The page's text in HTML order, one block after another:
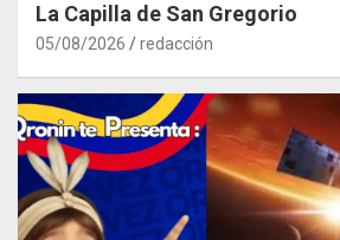
La Capilla de San Gregorio
05/08/2026 redacción